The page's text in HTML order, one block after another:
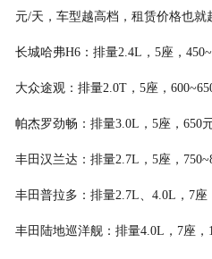
元/天，车型越高档，租赁价格也就
长城哈弗H6：排量2.4L，5座，
大众途观：排量2.0T，5座，
帕杰罗劲畅：排量3.0L，5座，650
丰田汉兰达：排量2.7L，5座，
丰田普拉多：排量2.7L、4.0L，7座
丰田陆地巡洋舰：排量4.0L，7座，